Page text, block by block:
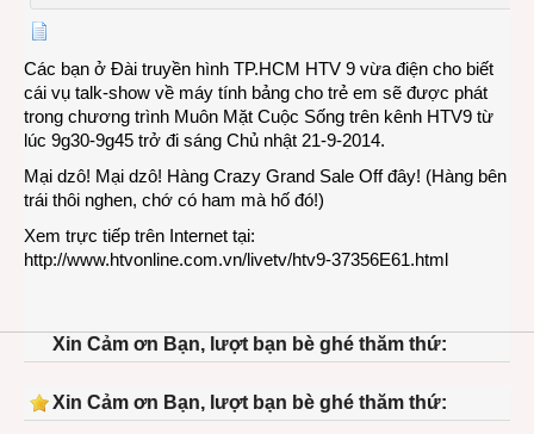
show
em
Các bạn ở Đài truyền hình TP.HCM HTV 9 vừa điện cho biết
cái vụ talk-show về máy tính bảng cho trẻ em sẽ được phát
trong chương trình Muôn Mặt Cuộc Sống trên kênh HTV9 từ
lúc 9g30-9g45 trở đi sáng Chủ nhật 21-9-2014.
Mại dzô! Mại dzô! Hàng Crazy Grand Sale Off đây! (Hàng bên
trái thôi nghen, chớ có ham mà hố đó!)
Xem trực tiếp trên Internet tại:
http://www.htvonline.com.vn/livetv/htv9-37356E61.html
Xin Cảm ơn Bạn, lượt bạn bè ghé thăm thứ:
Xin Cảm ơn Bạn, lượt bạn bè ghé thăm thứ: